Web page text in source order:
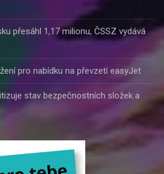
přesáhl 1,17 milionu, ČSSZ vydává
pro nabídku na převzetí easyJet
stav bezpečnostních složek a